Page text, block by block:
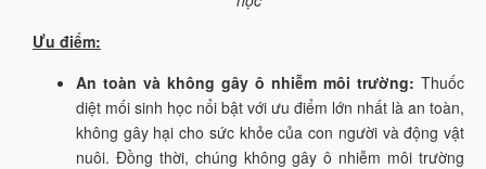
Ưu điểm:
An toàn và không gây ô nhiễm môi trường: Thuốc
diệt mối sinh học nổi bật với ưu điểm lớn nhất là an toàn,
không gây hại cho sức khỏe của con người và động vật
nuôi. Đồng thời, chúng không gây ô nhiễm môi trường